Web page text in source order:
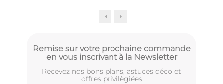
Remise sur votre prochaine commande
en vous inscrivant à la Newsletter
Recevez nos bons plans, astuces déco et
offres privilègiées